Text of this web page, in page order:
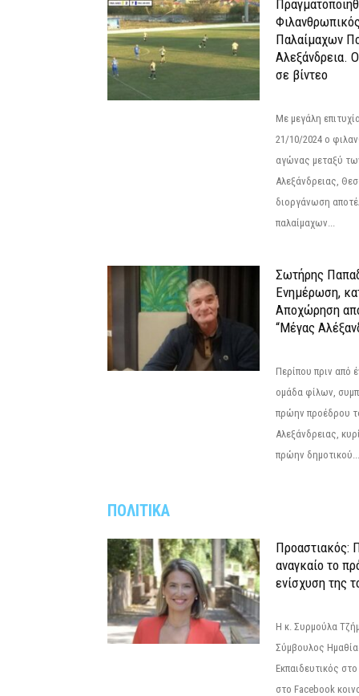
Παλαίμαχων
Αλεξάνδρεια.
σε βίντεο
Με μεγάλη
21/10/2024 ο
αγώνας μεταξύ
Αλεξάνδρειας,
διοργάνωση
παλαίμαχων...
Σωτήρης
Ενημέρωση,
Αποχώρηση
“Μέγας
Περίπου πριν από
ομάδα φίλων,
πρώην προέδρου
Αλεξάνδρειας,
πρώην δημοτικού...
ΠΟΛΙΤΙΚΑ
Προαστιακός:
αναγκαίο το
ενίσχυση της
Η κ. Συρμούλα
Σύμβουλος
Εκπαιδευτικός
στο Facebook